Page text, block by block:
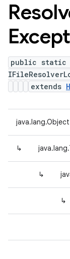
public
extends
java.lang.Object
↳
↳
↳